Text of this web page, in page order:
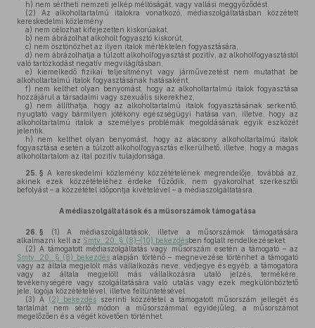
h) nem sértheti nemzeti jelkép méltóságát, vagy vallási meggyőződést.
(2) Az alkoholtartalmú italokra vonatkozó, médiaszolgáltatásban közzétett
kereskedelmi közlemény
a) nem célozhat kifejezetten kiskorúakat,
b) nem ábrázolhat alkoholt fogyasztó kiskorút,
c) nem ösztönözhet az ilyen italok mértéktelen fogyasztására,
d) nem ábrázolhatja a túlzott alkoholfogyasztást pozitív, az alkoholfogyasztástól
való tartózkodást negatív megvilágításban,
e) kiemelkedő fizikai teljesítményt vagy járművezetést nem mutathat be
alkoholtartalmú italok fogyasztásának hatásaként,
f) nem kelthet olyan benyomást, hogy az alkoholtartalmú italok fogyasztása
hozzájárul a társadalmi vagy szexuális sikerekhez,
g) nem állíthatja, hogy az alkoholtartalmú italok fogyasztásának serkentő,
nyugtató vagy bármilyen jótékony egészségügyi hatása van, illetve, hogy az
alkoholtartalmú italok a személyes problémák megoldásának egyik eszközét
jelentik,
h) nem kelthet olyan benyomást, hogy az alacsony alkoholtartalmú italok
fogyasztása esetén a túlzott alkoholfogyasztás elkerülhető, illetve, hogy a magas
alkoholtartalom az ital pozitív tulajdonsága.
25. § A kereskedelmi közlemény közzétételének megrendelője, továbbá az,
akinek ezek közzétételéhez érdeke fűződik, nem gyakorolhat szerkesztői
befolyást – a közzététel időpontja kivételével – a médiaszolgáltatásra.
A médiaszolgáltatások és a műsorszámok támogatása
26. § (1) A médiaszolgáltatások, illetve a műsorszámok támogatására
alkalmazni kell az Smtv. 20. § (8)–(10) bekezdésben foglalt rendelkezéseket.
(2) A támogatott médiaszolgáltatás vagy műsorszám esetén a támogató – az
Smtv. 20. § (8) bekezdésalapján történő – megnevezése történhet a támogató
vagy az általa megjelölt más vállalkozás neve, védjegye és egyéb, a támogatóra
vagy az általa megjelölt más vállalkozásra utaló jelzés, termékére,
tevékenységére vagy szolgáltatására való utalás vagy ezek megkülönböztető
jele, logója közzétételével, illetve feltüntetésével.
(3) A (2) bekezdés szerinti közzététel a támogatott műsorszám jellegét és
tartalmát nem sértő módon a műsorszámmal egyidejűleg, a műsorszámot
megelőzően és a végét követően történhet.